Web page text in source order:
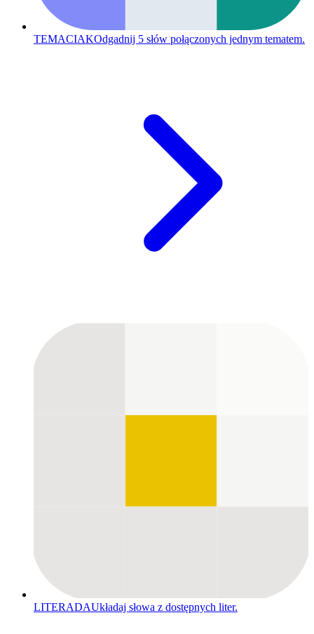
TEMACIAKOdgadnij 5 słów połączonych jednym tematem.
LITERADAUkładaj słowa z dostępnych liter.